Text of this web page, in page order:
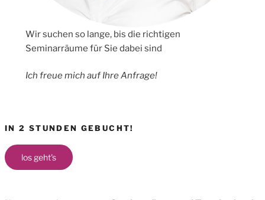
Wir suchen so lange, bis die richtigen
Seminarräume für Sie dabei sind
Ich freue mich auf Ihre Anfrage!
IN 2 STUNDEN GEBUCHT!
los geht's